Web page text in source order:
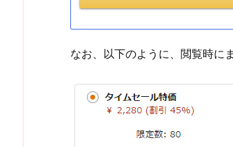
なお、以下のように、閲覧時に